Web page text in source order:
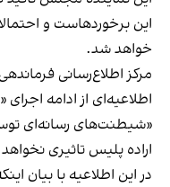
این برخوردهاست و
خواهد شد.
مرکز اطلاع‌رسانی
اطلاعیه‌ای از ادامه
«شیطنت‌های رسانه‌ای
اراده پلیس تاثیری
در این اطلاعیه با بیان